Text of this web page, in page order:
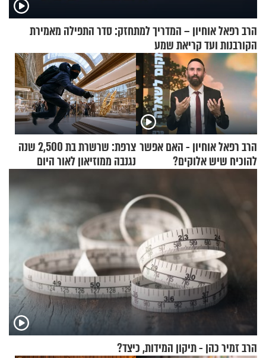
הרב רפאל אוחיון – המדריך למתחזק: סדר התפילה מאמירת
הקורבנות ועד קריאת שמע
הרב רפאל אוחיון - האם אפשר
להוכיח שיש אלוקים?
צרפת: שרשרת בת 2,500 שנה
נגנבה ממוזיאון לאור היום
הרב זמיר כהן - תיקון המידות, כיצד?